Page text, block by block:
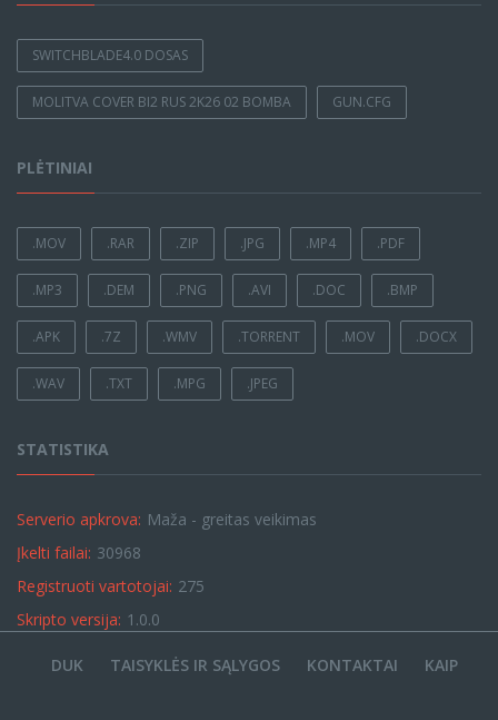
SWITCHBLADE4.0 DOSAS
MOLITVA COVER BI2 RUS 2K26 02 BOMBA GUN.CFG
PLĖTINIAI
.MOV .RAR .ZIP .JPG .MP4 .PDF
.MP3 .DEM .PNG .AVI .DOC .BMP
.APK .7Z .WMV .TORRENT .MOV .DOCX
.WAV .TXT .MPG .JPEG
STATISTIKA
Serverio apkrova: Maža - greitas veikimas
Įkelti failai: 30968
Registruoti vartotojai: 275
Skripto versija: 1.0.0
DUK TAISYKLĖS IR SĄLYGOS KONTAKTAI KAIP